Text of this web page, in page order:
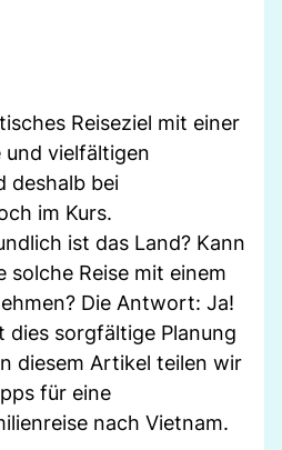
Reiseziel mit einer
und vielfältigen
deshalb bei
im Kurs.
ist das Land? Kann
solche Reise mit einem
Die Antwort: Ja!
sorgfältige Planung
diesem Artikel teilen wir
für eine
nach Vietnam.